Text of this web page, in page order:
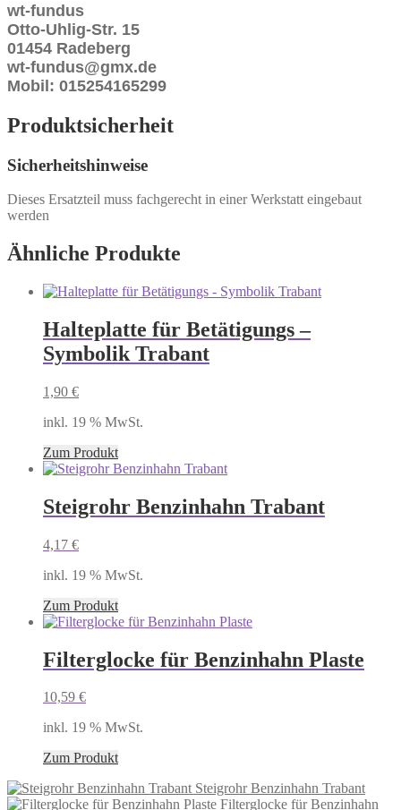
wt-fundus
Otto-Uhlig-Str. 15
01454 Radeberg
wt-fundus@gmx.de
Mobil: 015254165299
Produktsicherheit
Sicherheitshinweise
Dieses Ersatzteil muss fachgerecht in einer Werkstatt eingebaut
werden
Ähnliche Produkte
Halteplatte für Betätigungs –
Symbolik Trabant
1,90 €
inkl. 19 % MwSt.
Zum Produkt
Steigrohr Benzinhahn Trabant
4,17 €
inkl. 19 % MwSt.
Zum Produkt
Filterglocke für Benzinhahn Plaste
10,59 €
inkl. 19 % MwSt.
Zum Produkt
Steigrohr Benzinhahn Trabant
Filterglocke für Benzinhahn